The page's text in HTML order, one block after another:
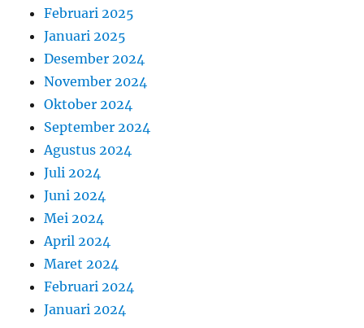
Februari 2025
Januari 2025
Desember 2024
November 2024
Oktober 2024
September 2024
Agustus 2024
Juli 2024
Juni 2024
Mei 2024
April 2024
Maret 2024
Februari 2024
Januari 2024